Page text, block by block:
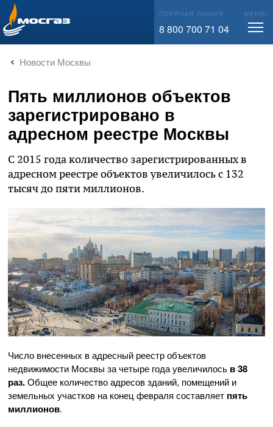
info@mos-gaz.ru ГОРЯЧАЯ ЛИНИЯ
8 800 700 71 04
МЕНЮ
Новости Москвы
Пять миллионов объектов
зарегистрировано в
адресном реестре Москвы
С 2015 года количество зарегистрированных в
адресном реестре объектов увеличилось с 132
тысяч до пяти миллионов.
Число внесенных в адресный реестр объектов
недвижимости Москвы за четыре года увеличилось в 38
раз.Общее количество адресов зданий, помещений и
земельных участков на конец февраля составляет пять
миллионов.